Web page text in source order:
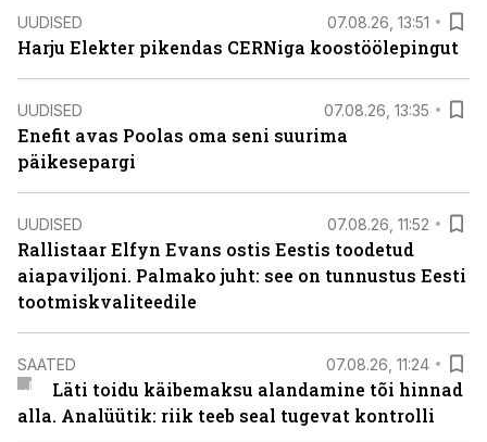
UUDISED 07.08.26, 13:51
Harju Elekter pikendas CERNiga koostöölepingut
UUDISED 07.08.26, 13:35
Enefit avas Poolas oma seni suurima
päikesepargi
UUDISED 07.08.26, 11:52
Rallistaar Elfyn Evans ostis Eestis toodetud
aiapaviljoni. Palmako juht: see on tunnustus Eesti
tootmiskvaliteedile
SAATED 07.08.26, 11:24
Läti toidu käibemaksu alandamine tõi hinnad
alla. Analüütik: riik teeb seal tugevat kontrolli